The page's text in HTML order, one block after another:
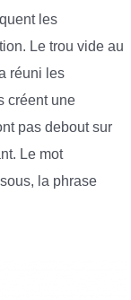
les
Le trou vide au
réuni les
créent une
pas debout sur
Le mot
la phrase